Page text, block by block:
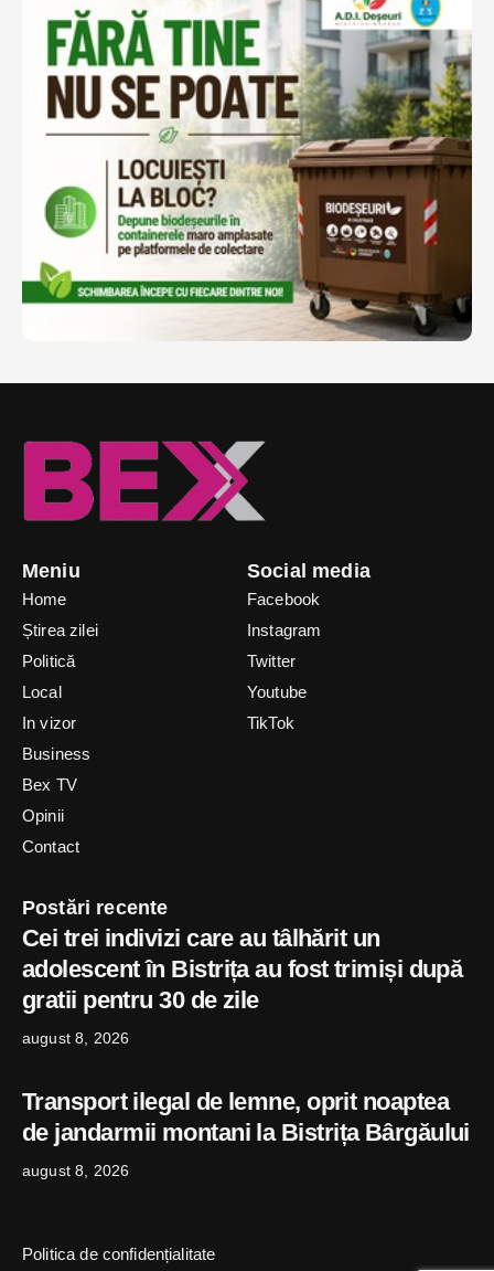
Meniu
Home
Știrea zilei
Politică
Local
In vizor
Business
Bex TV
Opinii
Contact
Social media
Facebook
Instagram
Twitter
Youtube
TikTok
Postări recente
Cei trei indivizi care au tâlhărit un
adolescent în Bistrița au fost trimiși după
gratii pentru 30 de zile
august 8, 2026
Transport ilegal de lemne, oprit noaptea
de jandarmii montani la Bistrița Bârgăului
august 8, 2026
Politica de confidențialitate